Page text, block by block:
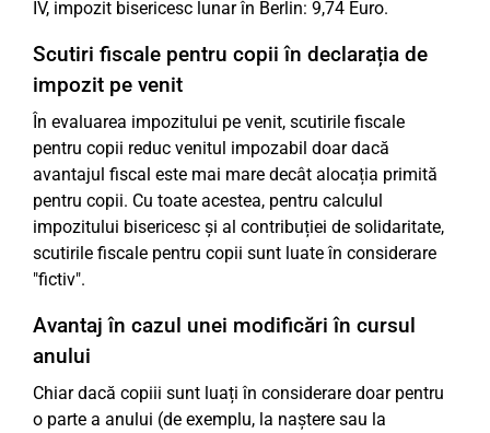
IV, impozit bisericesc lunar în Berlin: 9,74 Euro.
Scutiri fiscale pentru copii în declarația de
impozit pe venit
În evaluarea impozitului pe venit, scutirile fiscale
pentru copii reduc venitul impozabil doar dacă
avantajul fiscal este mai mare decât alocația primită
pentru copii. Cu toate acestea, pentru calculul
impozitului bisericesc și al contribuției de solidaritate,
scutirile fiscale pentru copii sunt luate în considerare
"fictiv".
Avantaj în cazul unei modificări în cursul
anului
Chiar dacă copiii sunt luați în considerare doar pentru
o parte a anului (de exemplu, la naștere sau la